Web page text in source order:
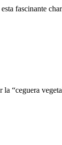
fascinante
“ceguera